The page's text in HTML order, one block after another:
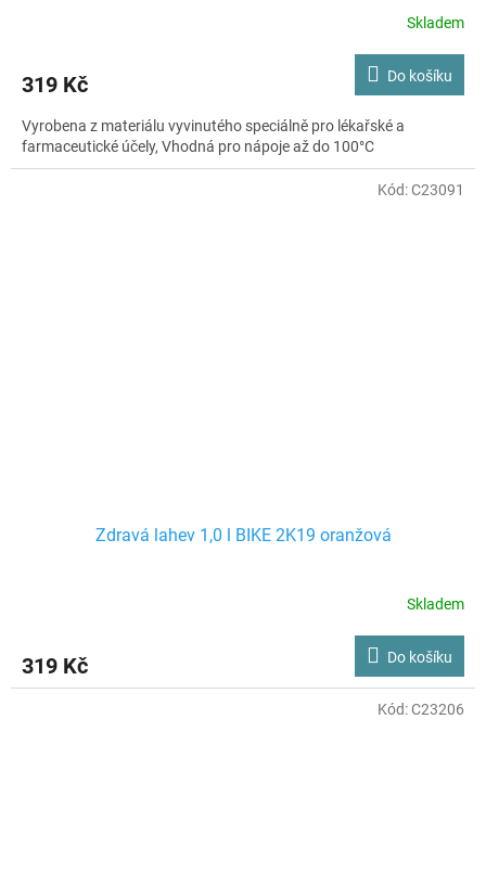
Skladem
319 Kč Do košíku
Vyrobena z materiálu vyvinutého speciálně pro lékařské a
farmaceutické účely, Vhodná pro nápoje až do 100°C
Zdravá lahev 1,0 l BIKE 2K19 oranžová
Skladem
319 Kč Do košíku
Kód:C23091
Kód:C23206